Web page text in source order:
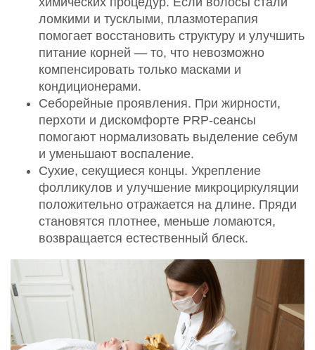
ломкими и тусклыми, плазмотерапия
помогает восстановить структуру и улучшить
питание корней — то, что невозможно
компенсировать только масками и
кондиционерами.
Себорейные проявления. При жирности,
перхоти и дискомфорте PRP-сеансы
помогают нормализовать выделение себум
и уменьшают воспаление.
Сухие, секущиеся концы. Укрепление
фолликулов и улучшение микроциркуляции
положительно отражается на длине. Пряди
становятся плотнее, меньше ломаются,
возвращается естественный блеск.